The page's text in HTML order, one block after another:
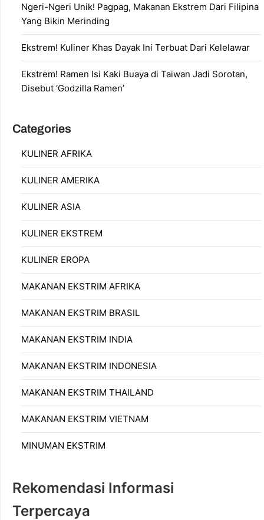
Ngeri-Ngeri Unik! Pagpag, Makanan Ekstrem Dari Filipina
Yang Bikin Merinding
Ekstrem! Kuliner Khas Dayak Ini Terbuat Dari Kelelawar
Ekstrem! Ramen Isi Kaki Buaya di Taiwan Jadi Sorotan,
Disebut ‘Godzilla Ramen’
Categories
KULINER AFRIKA
KULINER AMERIKA
KULINER ASIA
KULINER EKSTREM
KULINER EROPA
MAKANAN EKSTRIM AFRIKA
MAKANAN EKSTRIM BRASIL
MAKANAN EKSTRIM INDIA
MAKANAN EKSTRIM INDONESIA
MAKANAN EKSTRIM THAILAND
MAKANAN EKSTRIM VIETNAM
MINUMAN EKSTRIM
Rekomendasi Informasi
Terpercaya